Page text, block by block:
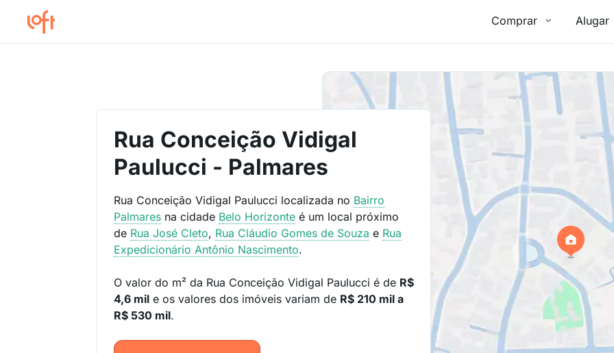
Comprar Alugar
Rua Conceição Vidigal
Paulucci - Palmares
Rua Conceição Vidigal Paulucci localizada no Bairro
Palmares na cidade Belo Horizonte é um local próximo
de Rua José Cleto, Rua Cláudio Gomes de Souza e Rua
Expedicionário Antônio Nascimento.
O valor do m² da Rua Conceição Vidigal Paulucci é de R$
4,6 mil e os valores dos imóveis variam de R$ 210 mil a
R$ 530 mil.